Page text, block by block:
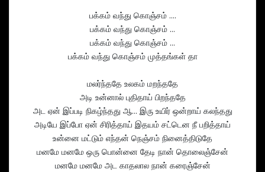
பக்கம் வந்து கொஞ்சம் ….
பக்கம் வந்து கொஞ்சம் …
பக்கம் வந்து கொஞ்சம் …
பக்கம் வந்து கொஞ்சம் முத்தங்கள் தா
மலர்ந்ததே உலகம் மறந்ததே
அடி உன்னால் புதிதாய் பிறந்ததே
அட ஏன் இப்படி நிகழ்ந்தது ஆ… இரு உயிர் ஒன்றாய் கலந்தது
அடியே இப்போ ஏன் சிரித்தாய் இதயம் சட்டென நீ பறித்தாய்
உன்னை மட்டும் எந்தன் நெஞ்சம் நினைத்திடுதே
மனமே மனமே ஒரு பொன்னை தேடி நான் தொலைஞ்சேன்
மனமே மனமே அட காதலால நான் கரைஞ்சேன்